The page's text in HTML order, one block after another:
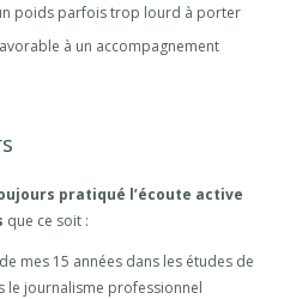
poids parfois trop lourd à porter
à un accompagnement
pratiqué l’écoute active
que ce soit :
mes 15 années dans les études de
le journalisme professionnel